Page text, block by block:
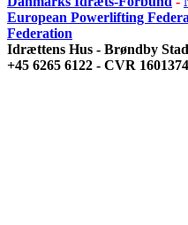
European Powerlifting
Federation
Idrættens Hus - Brøndby
+45 6265 6122 - CVR